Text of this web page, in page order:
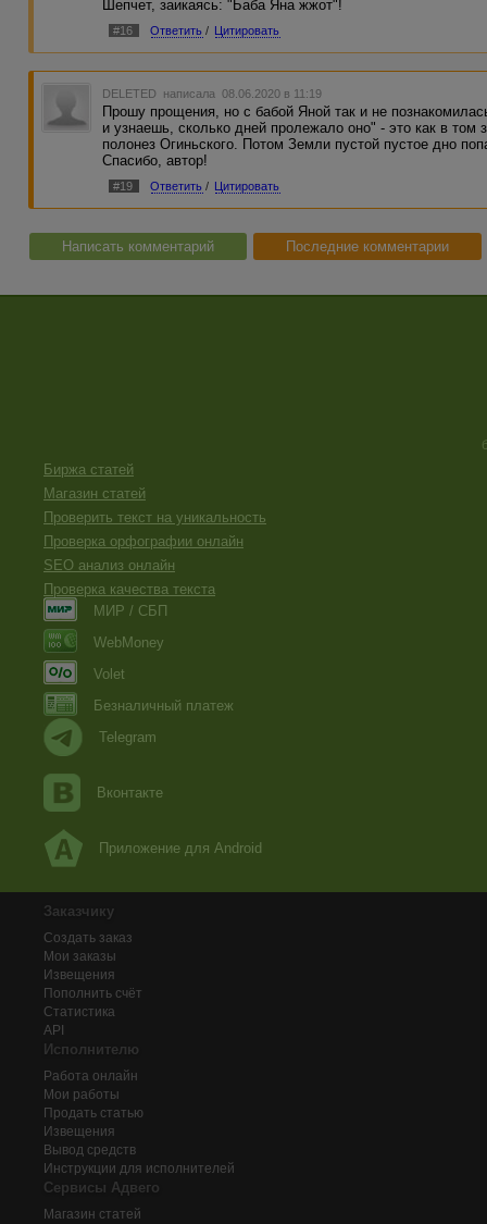
Шепчет, заикаясь: "Баба Яна жжот"!
#16 Ответить / Цитировать
DELETED написала 08.06.2020 в 11:19
Прошу прощения, но с бабой Яной так и не
и узнаешь, сколько дней пролежало оно" - это как в том
полонез Огиньского. Потом Земли пустой пустое дно
Спасибо, автор!
#19 Ответить / Цитировать
Написать комментарий Последние комментарии
Биржа статей
Магазин статей
Проверить текст на уникальность
Проверка орфографии онлайн
SEO анализ онлайн
Проверка качества текста
МИР / СБП
WebMoney
Volet
Безналичный платеж
Telegram
Вконтакте
Приложение для Android
Заказчику
Создать заказ
Мои заказы
Извещения
Пополнить счёт
Статистика
API
Исполнителю
Работа онлайн
Мои работы
Продать статью
Извещения
Вывод средств
Инструкции для исполнителей
Сервисы Адвего
Магазин статей